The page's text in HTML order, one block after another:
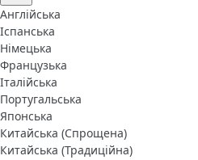
Англійська
Іспанська
Німецька
Французька
Італійська
Португальська
Японська
Китайська (Спрощена)
Китайська (Традиційна)